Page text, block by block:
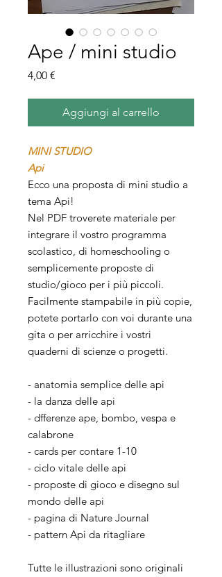
Ape / mini studio
4,00 €
Aggiungi al carrello
MINI STUDIO
Api
Ecco una proposta di mini studio a
tema Api!
Nel PDF troverete materiale per
integrare il vostro programma
scolastico, di homeschooling o
semplicemente proposte di
studio/gioco per i più piccoli.
Facilmente stampabile in più copie,
potete portarlo con voi durante una
gita o per arricchire i vostri
quaderni di scienze o progetti.
- anatomia semplice delle api
- la danza delle api
- dfferenze ape, bombo, vespa e
calabrone
- cards per contare 1-10
- ciclo vitale delle api
- proposte di gioco e disegno sul
mondo delle api
- pagina di Nature Journal
- pattern Api da ritagliare
Tutte le illustrazioni sono originali